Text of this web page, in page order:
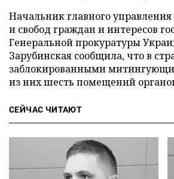
Начальник главного
и свобод граждан и интересов
Генеральной прокуратуры
Зарубинская сообщила, что в
заблокированными
из них шесть помещений
СЕЙЧАС ЧИТАЮТ